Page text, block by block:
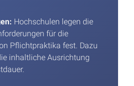
Hochschulen legen die
für die
Pflichtpraktika fest. Dazu
inhaltliche Ausrichtung